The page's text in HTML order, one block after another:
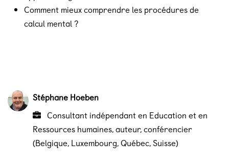
Comment mieux comprendre les procédures de
calcul mental ?
Stéphane Hoeben
Consultant indépendant en Education et en
Ressources humaines, auteur, conférencier
(Belgique, Luxembourg, Québec, Suisse)